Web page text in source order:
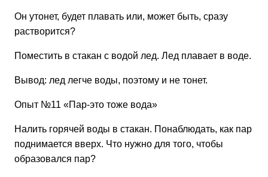
Он утонет, будет плавать или, может быть, сразу
растворится?
Поместить в стакан с водой лед. Лед плавает в воде.
Вывод: лед легче воды, поэтому и не тонет.
Опыт №11 «Пар-это тоже вода»
Налить горячей воды в стакан. Понаблюдать, как пар
поднимается вверх. Что нужно для того, чтобы
образовался пар?